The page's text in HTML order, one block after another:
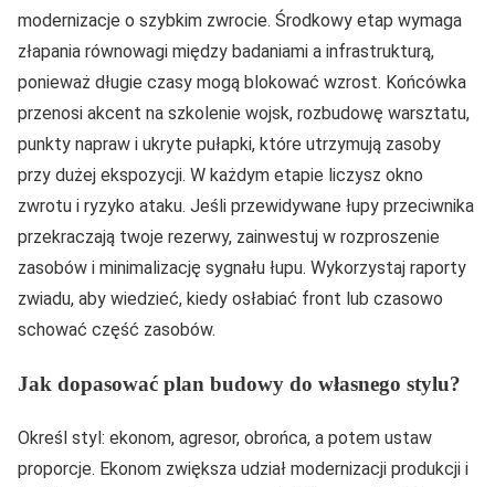
modernizacje o szybkim zwrocie. Środkowy etap wymaga
złapania równowagi między badaniami a infrastrukturą,
ponieważ długie czasy mogą blokować wzrost. Końcówka
przenosi akcent na szkolenie wojsk, rozbudowę warsztatu,
punkty napraw i ukryte pułapki, które utrzymują zasoby
przy dużej ekspozycji. W każdym etapie liczysz okno
zwrotu i ryzyko ataku. Jeśli przewidywane łupy przeciwnika
przekraczają twoje rezerwy, zainwestuj w rozproszenie
zasobów i minimalizację sygnału łupu. Wykorzystaj raporty
zwiadu, aby wiedzieć, kiedy osłabiać front lub czasowo
schować część zasobów.
Jak dopasować plan budowy do własnego stylu?
Określ styl: ekonom, agresor, obrońca, a potem ustaw
proporcje. Ekonom zwiększa udział modernizacji produkcji i